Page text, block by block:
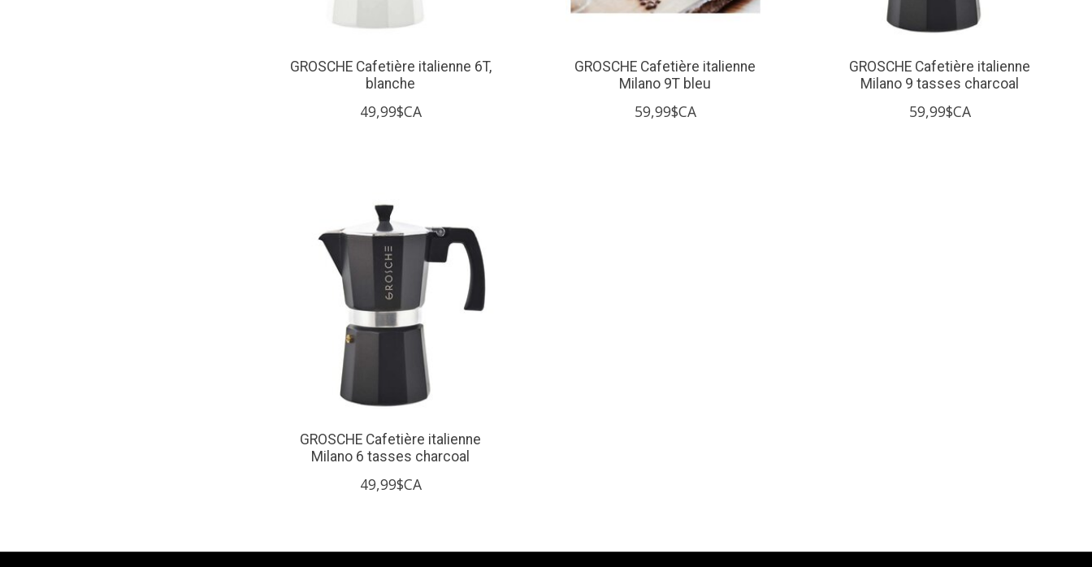
GROSCHE Cafetière italienne 6T,
blanche
49,99$CA
GROSCHE Cafetière italienne
Milano 9T bleu
59,99$CA
GROSCHE Cafetière italienne
Milano 9 tasses charcoal
59,99$CA
GROSCHE Cafetière italienne
Milano 6 tasses charcoal
49,99$CA